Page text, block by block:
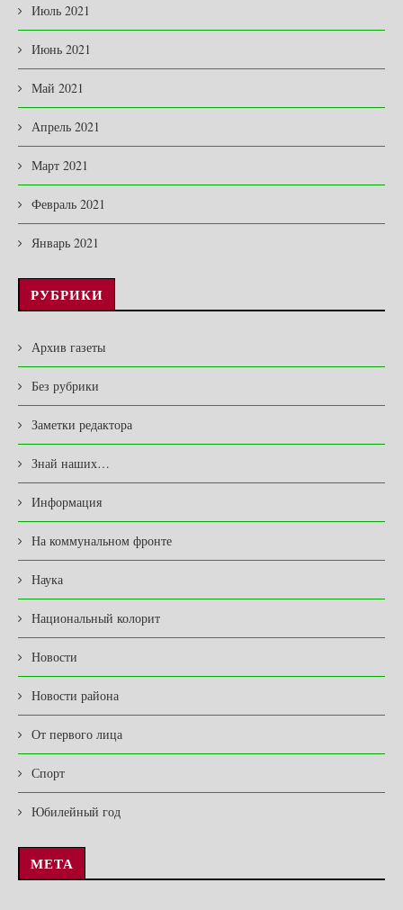
Июль 2021
Июнь 2021
Май 2021
Апрель 2021
Март 2021
Февраль 2021
Январь 2021
РУБРИКИ
Архив газеты
Без рубрики
Заметки редактора
Знай наших…
Информация
На коммунальном фронте
Наука
Национальный колорит
Новости
Новости района
От первого лица
Спорт
Юбилейный год
МЕТА